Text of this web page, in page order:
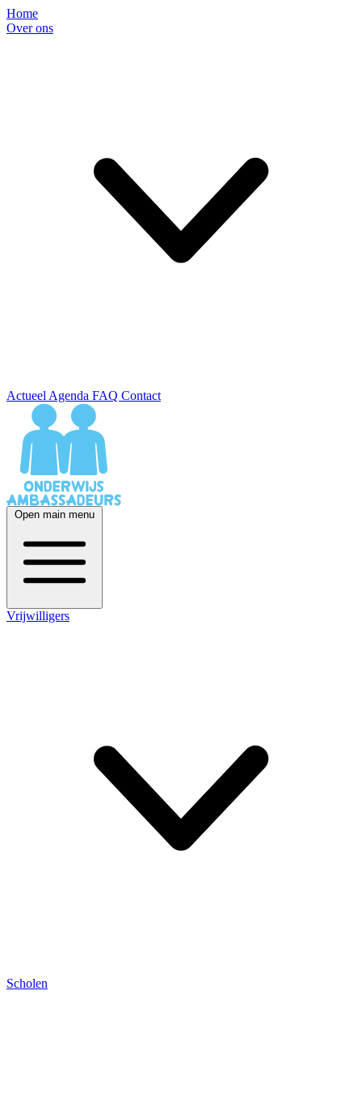
Home
Over ons
Actueel Agenda FAQ Contact
Open main menu
Vrijwilligers
Scholen